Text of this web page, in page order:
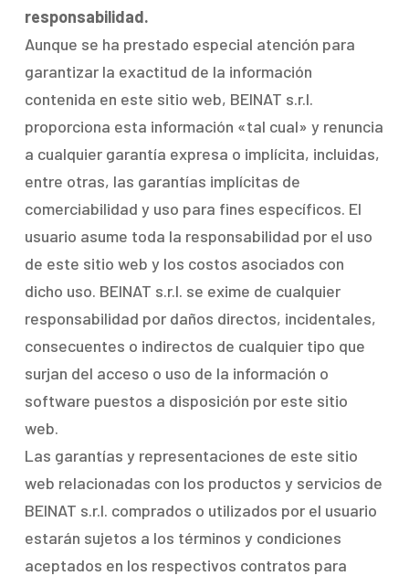
responsabilidad.
Aunque se ha prestado especial atención para
garantizar la exactitud de la información
contenida en este sitio web, BEINAT s.r.l.
proporciona esta información «tal cual» y renuncia
a cualquier garantía expresa o implícita, incluidas,
entre otras, las garantías implícitas de
comerciabilidad y uso para fines específicos. El
usuario asume toda la responsabilidad por el uso
de este sitio web y los costos asociados con
dicho uso. BEINAT s.r.l. se exime de cualquier
responsabilidad por daños directos, incidentales,
consecuentes o indirectos de cualquier tipo que
surjan del acceso o uso de la información o
software puestos a disposición por este sitio
web.
Las garantías y representaciones de este sitio
web relacionadas con los productos y servicios de
BEINAT s.r.l. comprados o utilizados por el usuario
estarán sujetos a los términos y condiciones
aceptados en los respectivos contratos para